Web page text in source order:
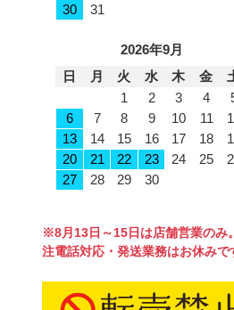
30
31
2026年9月
日
月 火 水 木 金
1
2 3 4
6
7 8 9 10 11
13
14 15 16 17 18
20
21 22 23 24 25
27
28 29 30
※8月13日～15日は店舗営業のみ
注電話対応・発送業務はお休みで